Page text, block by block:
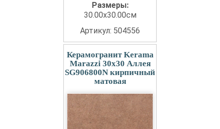
Размеры:
30.00x30.00см
Артикул: 504556
Керамогранит Kerama
Marazzi 30x30 Аллея
SG906800N кирпичный
матовая